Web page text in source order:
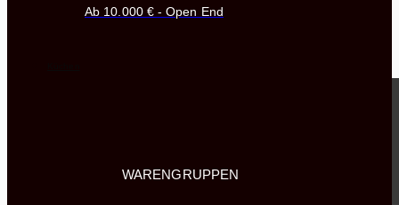
Ab 10.000 € - Open End
WARENGRUPPEN